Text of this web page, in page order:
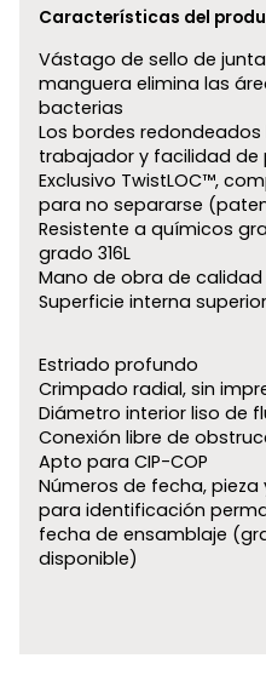
Características del
Vástago de sello de
manguera elimina las
bacterias
Los bordes
trabajador y facilidad de
Exclusivo TwistLOC™,
para no separarse
Resistente a químicos
grado 316L
Mano de obra de calidad
Superficie interna
Estriado profundo
Crimpado radial, sin
Diámetro interior liso de
Conexión libre de
Apto para CIP-COP
Números de fecha,
para identificación
fecha de ensamblaje
disponible)